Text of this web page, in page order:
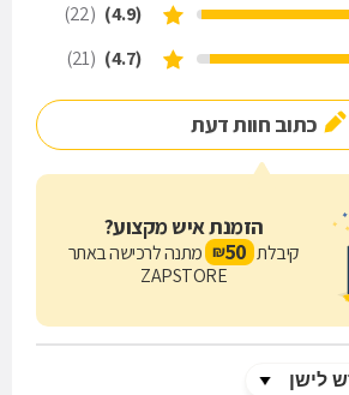
(4.9)
(22)
(4.7)
(21)
כתוב חוות דעת
הזמנת איש מקצוע?
קיבלת 50
₪ מתנה לרכישה באתר
ZAPSTORE